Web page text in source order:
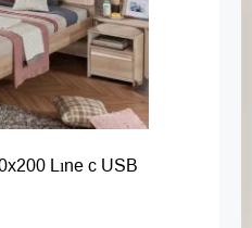
Lıne c USB